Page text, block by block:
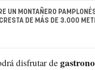
UN MONTAÑERO
DE MÁS DE 3.000
disfrutar de